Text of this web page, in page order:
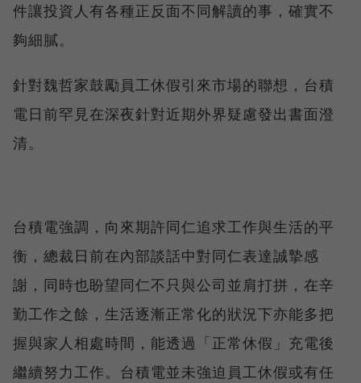
件讓投資人有各種正反面不同解讀的事，確實不
夠細膩。
針對魏哲家鼓勵員工休假引來市場的聯想，台積
電日前罕見在深夜針對近期外界疑慮發出書面澄
清。
台積電強調，向來期許同仁追求工作與生活的平
衡，總裁日前在內部談話中對同仁表達誠摯感
謝，同時也盼望同仁不只與公司並肩打拼，在辛
勤工作之餘，生活逐漸正常化的狀況下亦能多把
握與家人相處時間，能透過「正常休假」充電後
繼續努力工作。台積電並未強迫員工休假或有任